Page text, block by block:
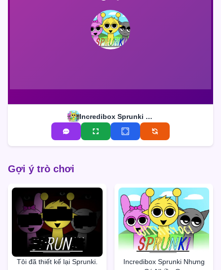
Incredibox Sprunki Nhưng tôi đã đăng lại nó
Gợi ý trò chơi
Tôi đã thiết kế lại Sprunki.
Incredibox Sprunki Nhưng